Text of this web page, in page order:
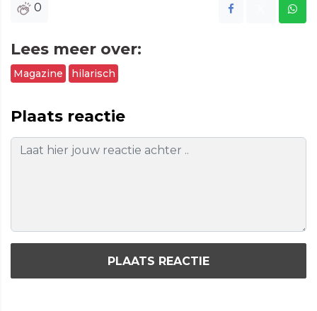
0
Lees meer over:
Magazine hilarisch
Plaats reactie
PLAATS REACTIE